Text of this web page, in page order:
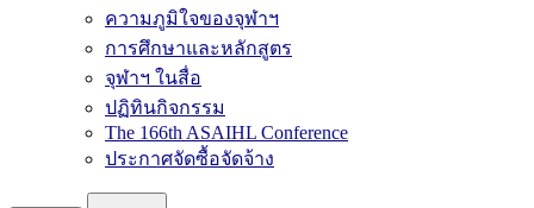
ความภูมิใจของจุฬาฯ
การศึกษาและหลักสูตร
จุฬาฯ ในสื่อ
ปฏิทินกิจกรรม
The 166th ASAIHL Conference
ประกาศจัดซื้อจัดจ้าง